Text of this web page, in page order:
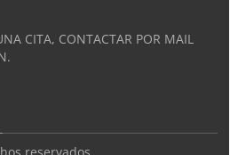
CITA, CONTACTAR POR MAIL